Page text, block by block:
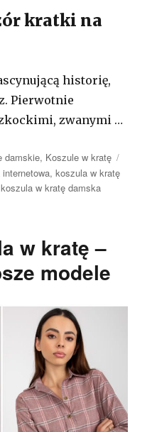
kratki na
historię,
Pierwotnie
zwanymi …
damskie, Koszule w kratę
,koszula w kratę
w kratę damska
w kratę –
modele